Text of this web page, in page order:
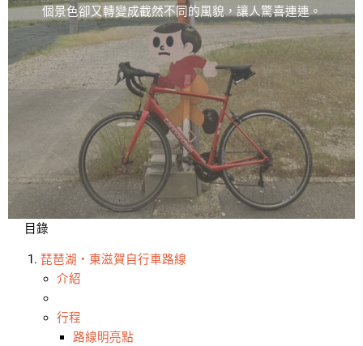
個景色卻又轉變成截然不同的風貌，讓人驚喜連連。
目錄
琵琶湖・東滋賀自行車路線
介紹
行程
路線明亮點